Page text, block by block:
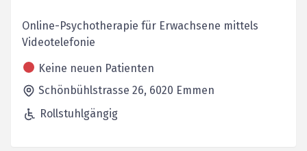
Online-Psychotherapie für Erwachsene mittels
Videotelefonie
Keine neuen Patienten
Schönbühlstrasse 26, 6020 Emmen
Rollstuhlgängig